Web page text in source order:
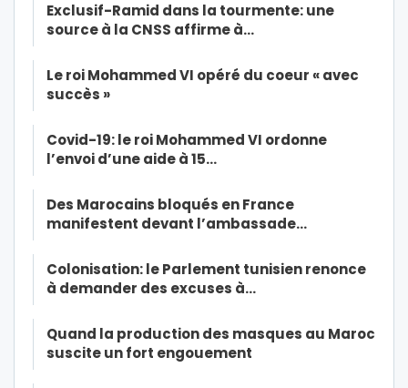
Exclusif-Ramid dans la tourmente: une
source à la CNSS affirme à…
Le roi Mohammed VI opéré du coeur « avec
succès »
Covid-19: le roi Mohammed VI ordonne
l’envoi d’une aide à 15…
Des Marocains bloqués en France
manifestent devant l’ambassade…
Colonisation: le Parlement tunisien renonce
à demander des excuses à…
Quand la production des masques au Maroc
suscite un fort engouement